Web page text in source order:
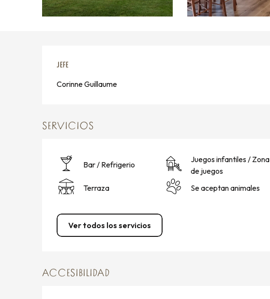
JEFE
JEFE
Corinne Guillaume
SERVICIOS
Bar / Refrigerio
Juegos infantiles / Zona
de juegos
Terraza Se aceptan animales
Ver todos los servicios
ACCESIBILIDAD